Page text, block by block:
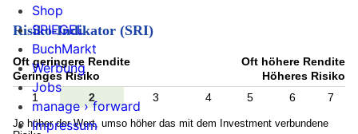
Risiko-Indikator (SRI)
Oft geringere Rendite
Geringes Risiko
Oft höhere Rendite
Höheres Risiko
1
2 3 4 5 6 7
Je höher der Wert, umso höher das mit dem Investment verbundene
Shop
SPIEGEL
BuchMarkt
Werbung
Jobs
manage › forward
Impressum